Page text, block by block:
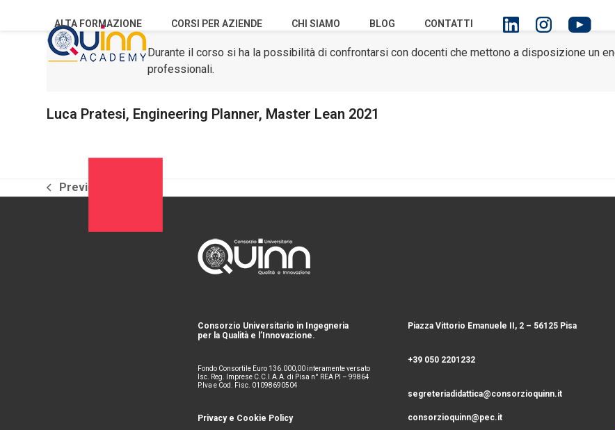
ALTA FORMAZIONE CORSI PER AZIENDE CHI SIAMO BLOG CONTATTI
Durante il corso si ha la possibilità di confrontarsi con docenti che mettono a disposizione un
professionali.
Luca Pratesi, Engineering Planner, Master Lean 2021
post
Previous
Consorzio Universitario in Ingegneria
per la Qualità e l’Innovazione.
Fondo Consortile Euro 136.000,00 interamente versato
Isc. Reg. Imprese C.C.I.A.A. di Pisa n° REA PI – 99864
P.Iva e Cod. Fisc. 01098690504
Privacy e Cookie Policy
Piazza Vittorio Emanuele II, 2 – 56125 Pisa
+39 050 2201232
segreteriadidattica@consorzioquinn.it
consorzioquinn@pec.it